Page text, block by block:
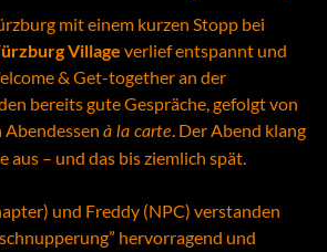
mit einem kurzen Stopp bei
Village verlief entspannt und
& Get-together an der
bereits gute Gespräche, gefolgt von
Abendessen à la carte. Der Abend klang
aus – und das bis ziemlich spät.
und Freddy (NPC) verstanden
hervorragend und